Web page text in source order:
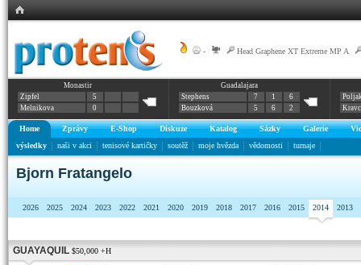
- Head Graphene XT Extreme MP A
Monastir
Zipfel
5
Melnikova
0
Guadalajara
Stephens
7 1
6
Bouzková
5 6 2
Home Zprávy E-Shop Diskuze Katalog Sázky Galerie
výsledky
naši v akci tenisové kartičky soutěž moje hvězda vědomosti turnaje
Bjorn Fratangelo
2026 2025 2024 2023 2022 2021 2020 2019 2018 2017 2016 2015 2014 2013
GUAYAQUIL $50,000 +H